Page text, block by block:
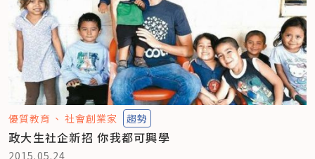
優質教育 社會創業家 趨勢
政大生社企新招 你我都可興學
2015.05.24